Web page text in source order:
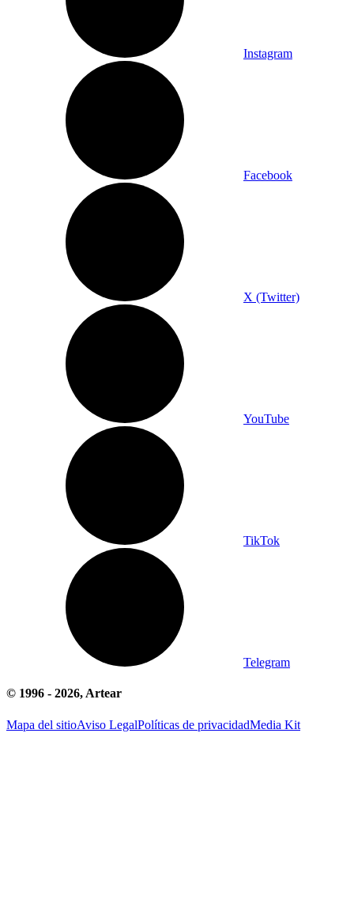
Instagram
Facebook
X (Twitter)
YouTube
TikTok
Telegram
© 1996 - 2026, Artear
Mapa del sitioAviso LegalPolíticas de privacidadMedia Kit